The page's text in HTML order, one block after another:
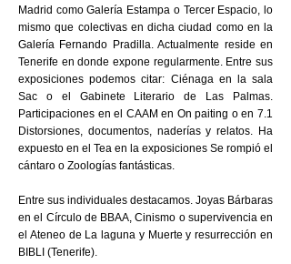
Madrid como Galería Estampa o Tercer Espacio, lo
mismo que colectivas en dicha ciudad como en la
Galería Fernando Pradilla. Actualmente reside en
Tenerife en donde expone regularmente. Entre sus
exposiciones podemos citar: Ciénaga en la sala
Sac o el Gabinete Literario de Las Palmas.
Participaciones en el CAAM en On paiting o en 7.1
Distorsiones, documentos, naderías y relatos. Ha
expuesto en el Tea en la exposiciones Se rompió el
cántaro o Zoologías fantásticas.
Entre sus individuales destacamos. Joyas Bárbaras
en el Círculo de BBAA, Cinismo o supervivencia en
el Ateneo de La laguna y Muerte y resurrección en
BIBLI (Tenerife).